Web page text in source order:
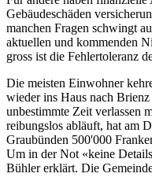
Gebäudeschäden
manchen Fragen schwingt
aktuellen und kommenden
gross ist die Fehlertoleranz
Die meisten Einwohner
wieder ins Haus nach
unbestimmte Zeit verlassen
reibungslos abläuft, hat am
Graubünden 500'000
Um in der Not «keine
Bühler erklärt. Die